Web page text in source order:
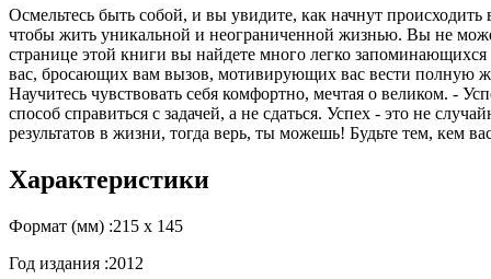
Осмельтесь быть собой, и вы увидите, как начнут
чтобы жить уникальной и неограниченной жизнью. Вы не
странице этой книги вы найдете много легко
вас, бросающих вам вызов, мотивирующих вас вести полную
Научитесь чувствовать себя комфортно, мечтая о великом. -
способ справиться с задачей, а не сдаться. Успех - это не
результатов в жизни, тогда верь, ты можешь! Будьте тем, кем
Характеристики
Формат (мм) :215 х 145
Год издания :2012